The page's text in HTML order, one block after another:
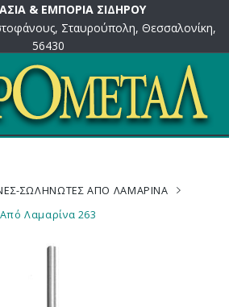
& ΕΜΠΟΡΙΑ ΣΙΔΗΡΟΥ
Σταυρούπολη, Θεσσαλονίκη,
56430
ΣΩΛΗΝΩΤΕΣ ΑΠΟ ΛΑΜΑΡΙΝΑ
Λαμαρίνα 263